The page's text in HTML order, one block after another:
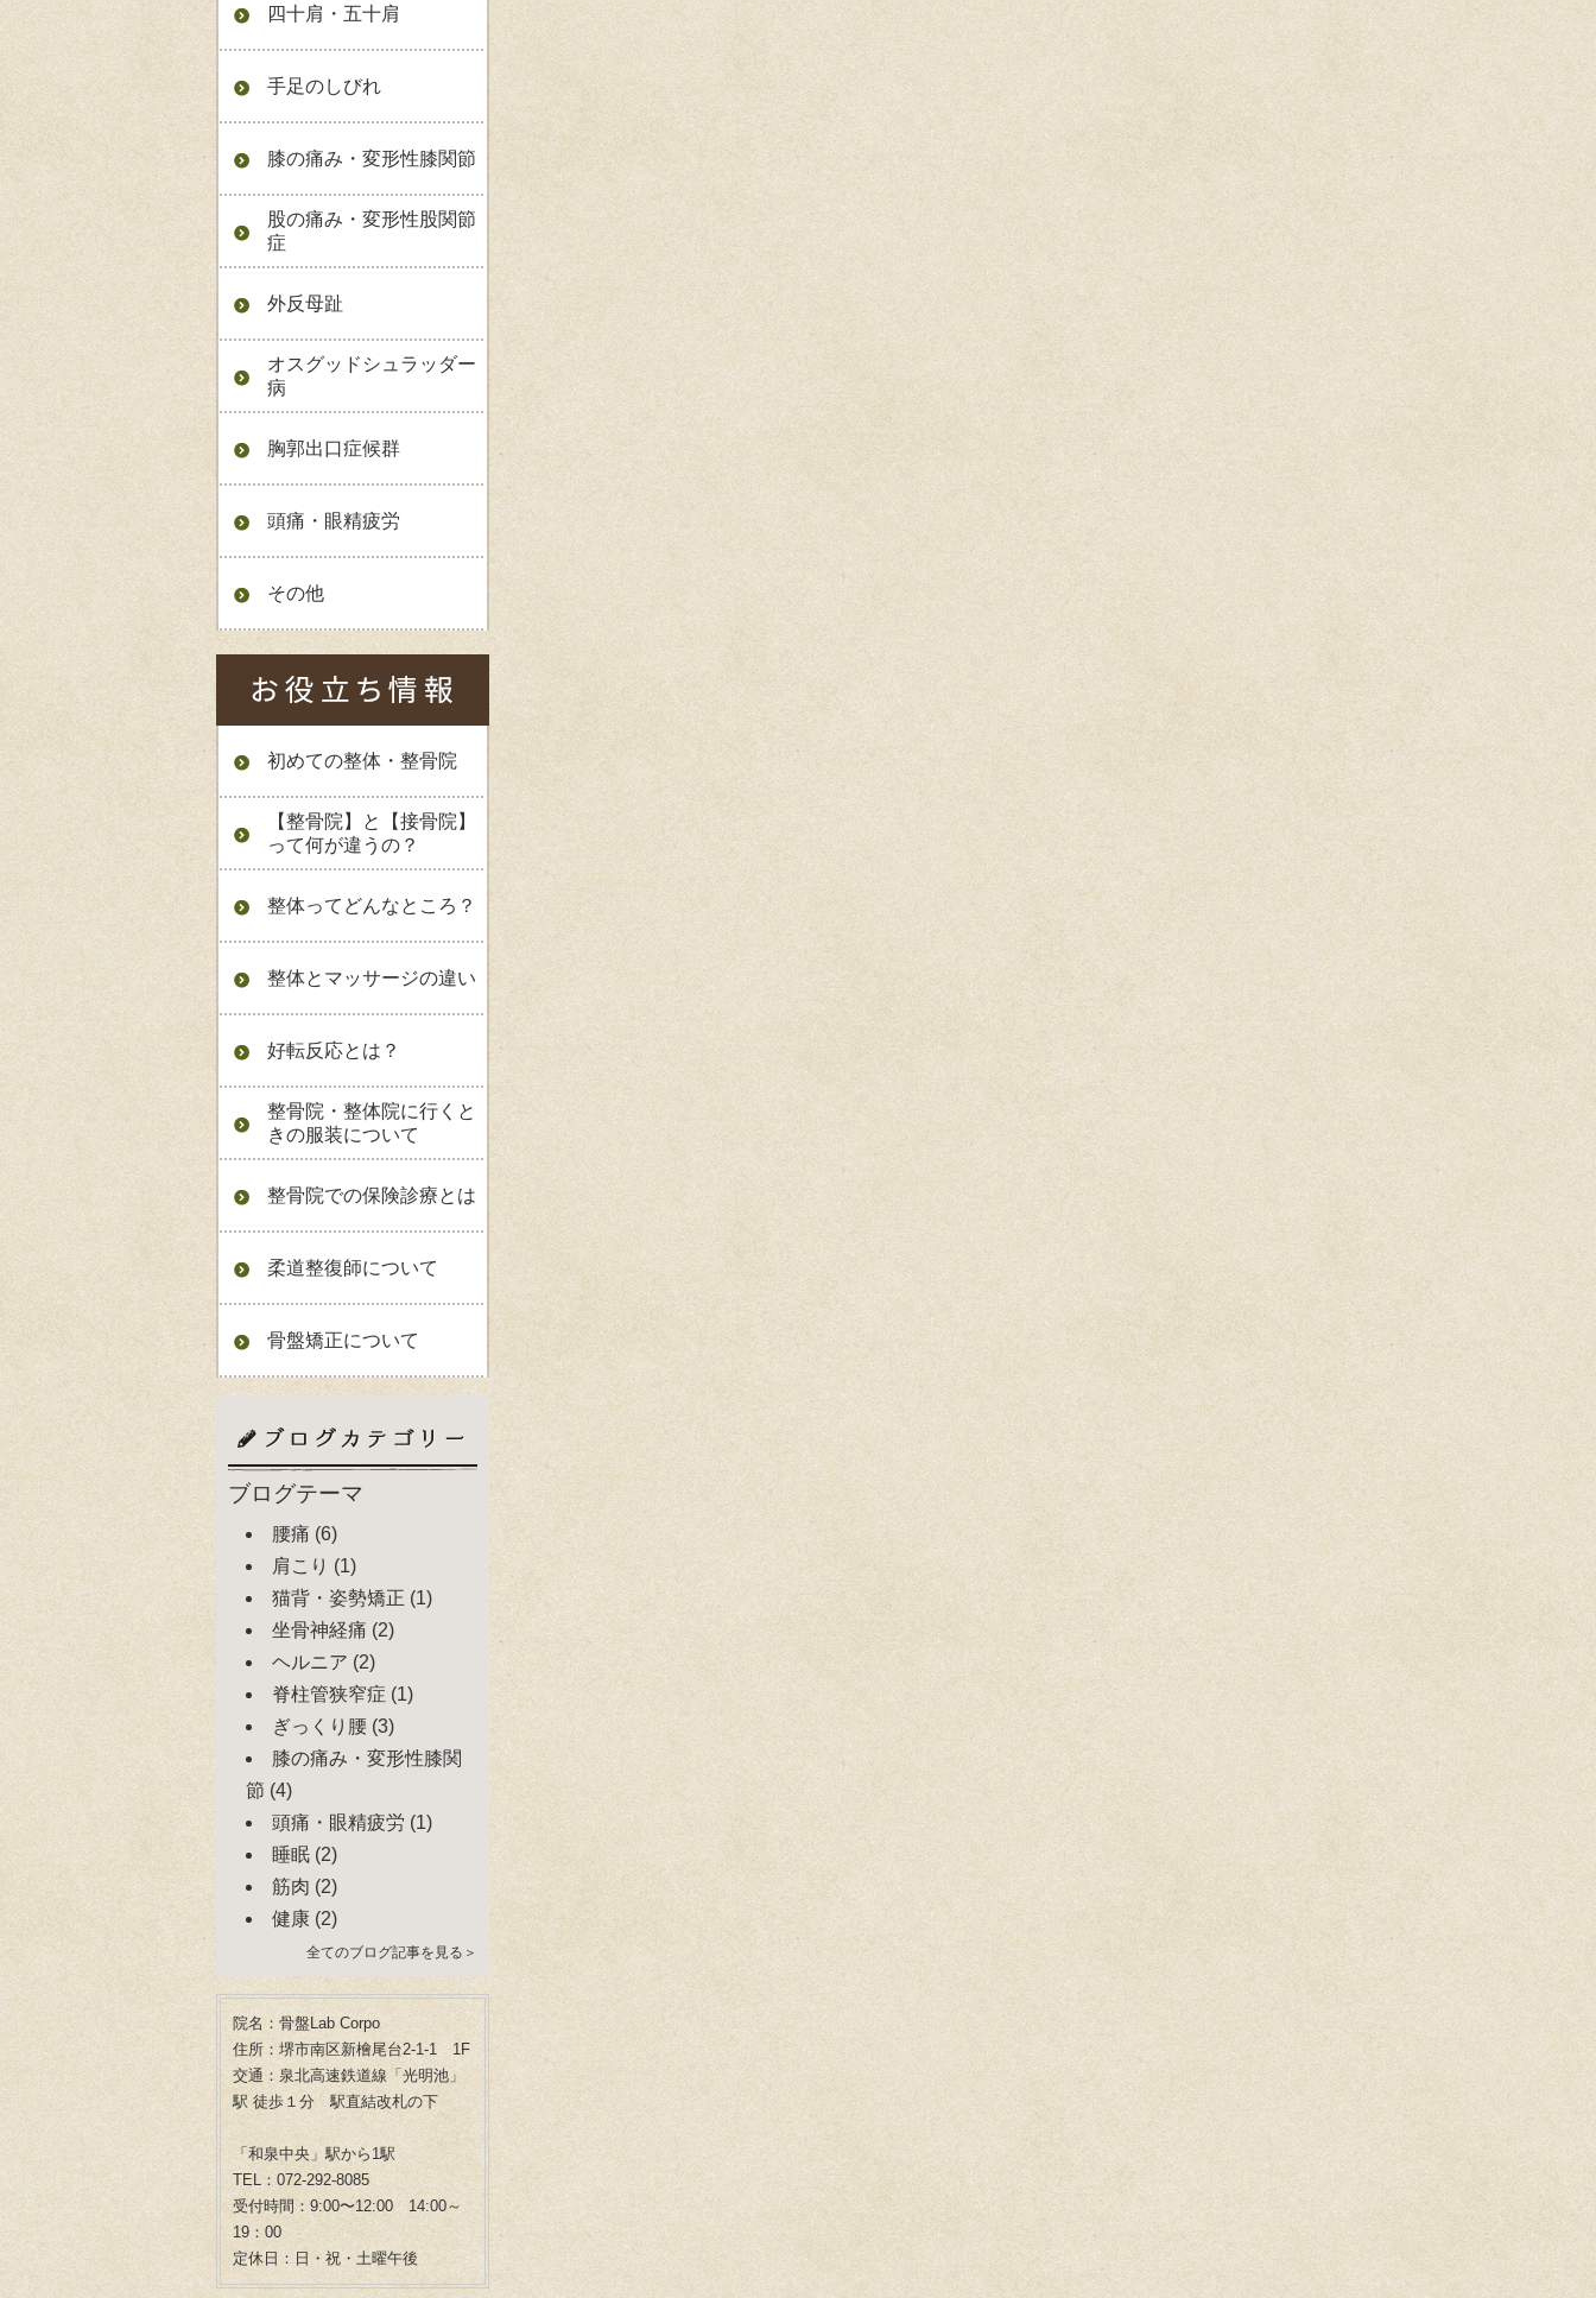
四十肩・五十肩
手足のしびれ
膝の痛み・変形性膝関節
股の痛み・変形性股関節
症
外反母趾
オスグッドシュラッダー
病
胸郭出口症候群
頭痛・眼精疲労
その他
初めての整体・整骨院
【整骨院】と【接骨院】
って何が違うの？
整体ってどんなところ？
整体とマッサージの違い
好転反応とは？
整骨院・整体院に行くと
きの服装について
整骨院での保険診療とは
柔道整復師について
骨盤矯正について
ブログテーマ
腰痛 (6)
肩こり (1)
猫背・姿勢矯正 (1)
坐骨神経痛 (2)
ヘルニア (2)
脊柱管狭窄症 (1)
ぎっくり腰 (3)
膝の痛み・変形性膝関
節 (4)
頭痛・眼精疲労 (1)
睡眠 (2)
筋肉 (2)
健康 (2)
全てのブログ記事を見る＞
院名：骨盤Lab Corpo
住所：堺市南区新檜尾台2-1-1 1F
交通：泉北高速鉄道線「光明池」
駅 徒歩１分 駅直結改札の下
「和泉中央」駅から1駅
TEL：072-292-8085
受付時間：9:00〜12:00 14:00～
19：00
定休日：日・祝・土曜午後